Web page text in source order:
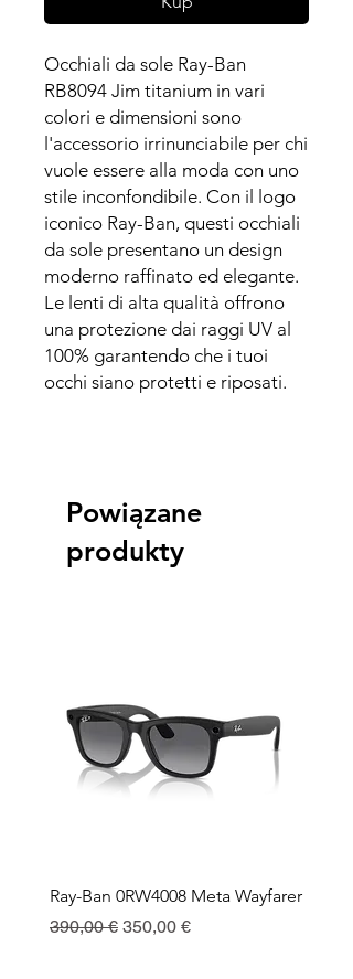
Occhiali da sole Ray-Ban
RB8094 Jim titanium in vari
colori e dimensioni sono
l'accessorio irrinunciabile per chi
vuole essere alla moda con uno
stile inconfondibile. Con il logo
iconico Ray-Ban, questi occhiali
da sole presentano un design
moderno raffinato ed elegante.
Le lenti di alta qualità offrono
una protezione dai raggi UV al
100% garantendo che i tuoi
occhi siano protetti e riposati.
Powiązane
produkty
Ray-Ban 0RW4008 Meta Wayfarer
Regularna cena
390,00 € Cena rabatowa
350,00 €